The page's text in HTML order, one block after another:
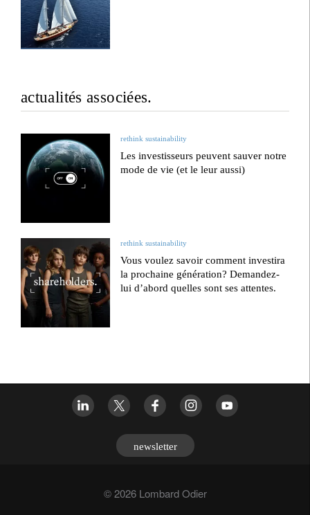
actualités associées.
rethink sustainability
Les investisseurs peuvent sauver notre
mode de vie (et le leur aussi)
rethink sustainability
Vous voulez savoir comment investira
la prochaine génération? Demandez-
lui d’abord quelles sont ses attentes.
newsletter
© 2026 Lombard Odier